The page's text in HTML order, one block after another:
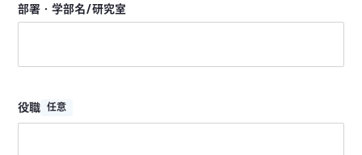
部署・学部名/研究室
役職 任意